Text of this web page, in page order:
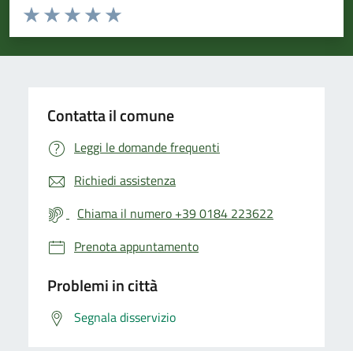
Valuta da 1 a 5 stelle la pagina
Valuta 5 stelle su 5
Valuta 4 stelle su 5
Valuta 3 stelle su 5
Valuta 2 stelle su 5
Valuta 1 stelle su 5
Contatta il comune
Leggi le domande frequenti
Richiedi assistenza
Chiama il numero +39 0184 223622
Prenota appuntamento
Problemi in città
Segnala disservizio